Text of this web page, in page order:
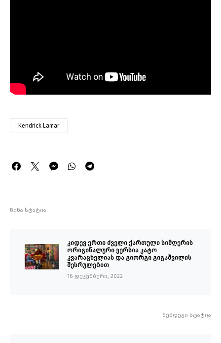
Kendrick Lamar
წინა სტატია
კიდევ ერთი ძველი ქართული სიმღერის
ორიგინალური ვერსია კატო
კვარაცხელიას და გიორგი გიგაშვილის
შესრულებით
16 დეკემბერი, 2022
შემდეგი სტატია